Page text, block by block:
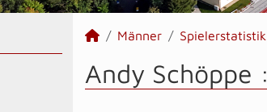
Männer Spielerstatistik
Andy Schöppe